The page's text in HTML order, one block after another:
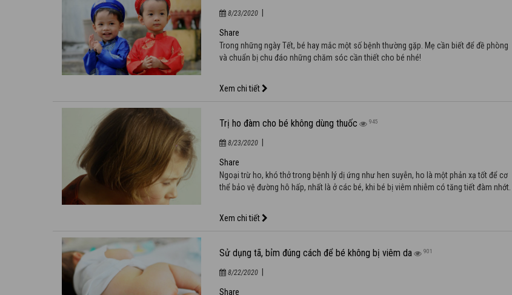
Bệnh thường gặp ở bé trong những ngày Tết
Trong những ngày Tết, bé hay mắc một số bệnh thường gặp. Mẹ cần biết để đề phòng
và chuẩn bị chu đáo những chăm sóc cần thiết cho bé nhé!
Xem chi tiết
Trị ho đàm cho bé không dùng thuốc 945
8/23/2020|
Ngoại trừ ho, khó thở trong bệnh lý dị ứng như hen suyễn, ho là một phản xạ tốt để cơ
thể bảo vệ đường hô hấp, nhất là ở các bé, khi bé bị viêm nhiễm có tăng tiết đàm nhớt.
8/22/2020|
Sử dụng tã, bỉm kém chất lượng hoặc không đúng cách, bé có thể bị nhiễm nhiều loại vi
khuẩn, nấm mốc gây viêm, nấm da, viêm tiết niệu, viêm phần phụ, tiêu chảy kéo dài và